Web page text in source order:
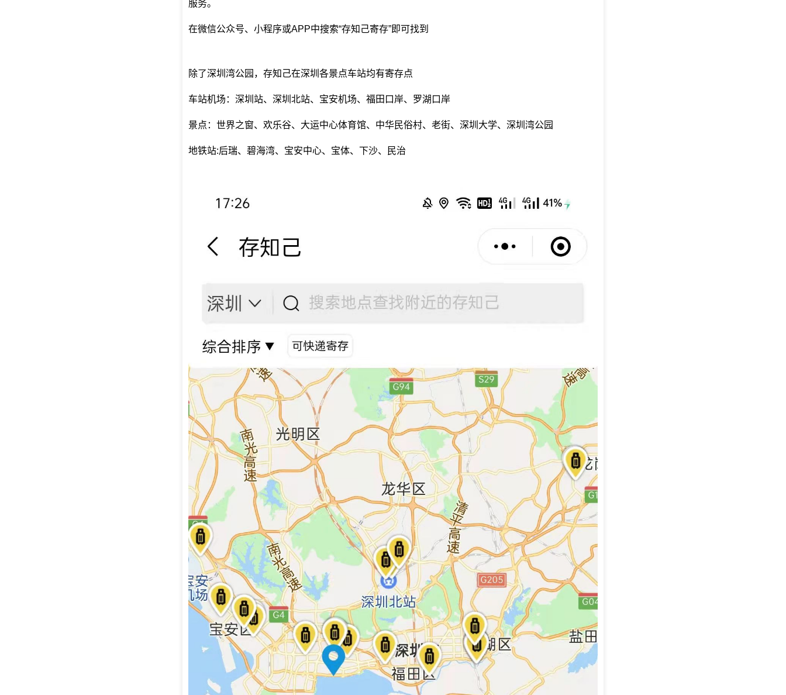
服务。
在微信公众号、小程序或APP中搜索“存知己寄存”即可找到
除了深圳湾公园，存知己在深圳各景点车站均有寄存点
车站机场：深圳站、深圳北站、宝安机场、福田口岸、罗湖口岸
景点：世界之窗、欢乐谷、大运中心体育馆、中华民俗村、老街、深圳大学、深圳湾公园
地铁站:后瑞、碧海湾、宝安中心、宝体、下沙、民治